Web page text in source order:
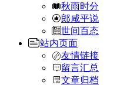
秋雨时分
郎咸平说
世间百态
站内页面
友情链接
留言汇总
文章归档